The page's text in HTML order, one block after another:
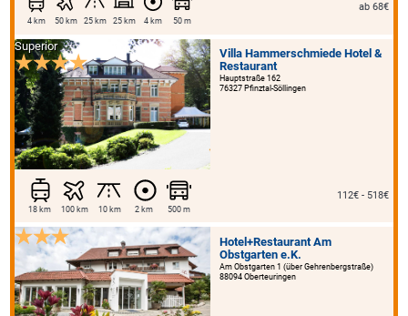
4 km 50 km 25 km 25 km 4 km 50 m
ab 68€
Villa Hammerschmiede Hotel &
Restaurant
Hauptstraße 162
76327 Pfinztal-Söllingen
Superior
18 km 100 km 10 km 2 km 500 m
112€ - 518€
Hotel+Restaurant Am
Obstgarten e.K.
Am Obstgarten 1 (über Gehrenbergstraße)
88094 Oberteuringen